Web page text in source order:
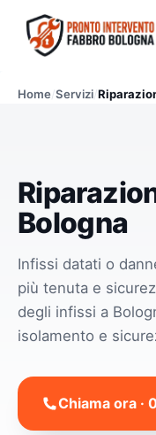
content
Home/Servizi/
Bologna
Infissi datati o
più tenuta e
degli infissi a
isolamento e
Chiama ora ·